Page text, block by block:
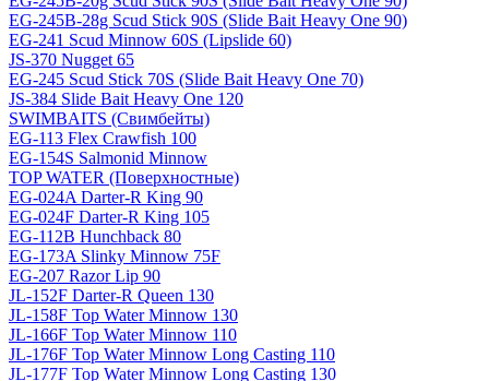
EG-245B-28g Scud Stick 90S (Slide Bait Heavy One 90)
EG-241 Scud Minnow 60S (Lipslide 60)
JS-370 Nugget 65
EG-245 Scud Stick 70S (Slide Bait Heavy One 70)
JS-384 Slide Bait Heavy One 120
SWIMBAITS (Свимбейты)
EG-113 Flex Crawfish 100
EG-154S Salmonid Minnow
TOP WATER (Поверхностные)
EG-024A Darter-R King 90
EG-024F Darter-R King 105
EG-112B Hunchback 80
EG-173A Slinky Minnow 75F
EG-207 Razor Lip 90
JL-152F Darter-R Queen 130
JL-158F Top Water Minnow 130
JL-166F Top Water Minnow 110
JL-176F Top Water Minnow Long Casting 110
JL-177F Top Water Minnow Long Casting 130